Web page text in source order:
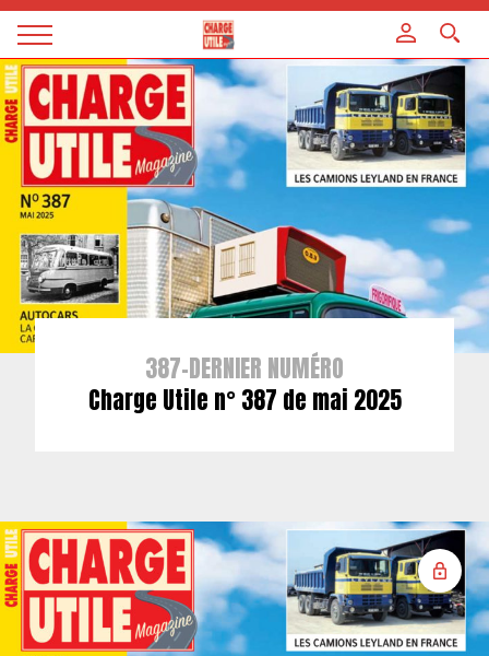
Magazine
Charge
utile
387-DERNIER NUMÉRO
Charge Utile n° 387 de mai 2025
Panneau de gestion des cookies